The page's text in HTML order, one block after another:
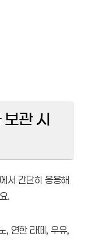
관 시
서 간단히 응용해
.
, 연한 라떼, 우유,